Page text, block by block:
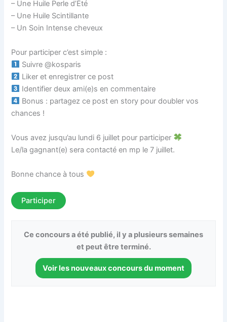
– ⁠Une Huile Perle d’Été
– ⁠Une Huile Scintillante
– ⁠Un Soin Intense cheveux
Pour participer c’est simple :
Suivre @kosparis
Liker et enregistrer ce post
Identifier deux ami(e)s en commentaire
Bonus : partagez ce post en story pour doubler vos
chances !
Vous avez jusqu’au lundi 6 juillet pour participer
Le/la gagnant(e) sera contacté en mp le 7 juillet.
Bonne chance à tous
Participer
Ce concours a été publié, il y a plusieurs semaines
et peut être terminé.
Voir les nouveaux concours du moment